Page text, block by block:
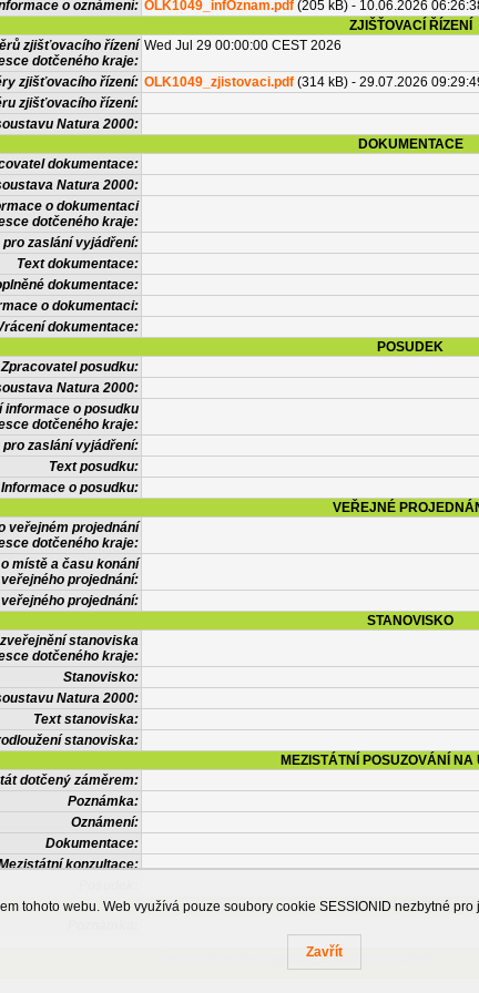
o oznámení: OLK1049_infOznam.pdf (205 kB) - 10.06.2026
ZJIŠŤOVACÍ ŘÍZENÍ
zjišťovacího řízení
dotčeného kraje:
Wed Jul 29 00:00:00 CEST 2026
zjišťovacího řízení: OLK1049_zjistovaci.pdf (314 kB) - 29.07.2026
zjišťovacího řízení:
Natura 2000:
DOKUMENTACE
dokumentace:
Natura 2000:
o dokumentaci
dotčeného kraje:
pro zaslání vyjádření:
Text dokumentace:
dokumentace:
o dokumentaci:
dokumentace:
POSUDEK
Zpracovatel posudku:
Natura 2000:
informace o posudku
dotčeného kraje:
pro zaslání vyjádření:
Text posudku:
Informace o posudku:
VEŘEJNÉ
veřejném projednání
dotčeného kraje:
místě a času konání
veřejného projednání:
veřejného projednání:
STANOVISKO
stanoviska
dotčeného kraje:
Stanovisko:
Natura 2000:
Text stanoviska:
stanoviska:
MEZISTÁTNÍ POSUZOVÁNÍ NA
dotčený záměrem:
Poznámka:
Oznámení:
Dokumentace:
konzultace:
OSTATNÍ INFORMACE
Česká informační agentura životního prostředí
tohoto webu. Web využívá pouze soubory cookie SESSIONID nezbytné
Zavřít